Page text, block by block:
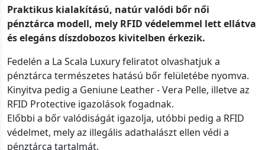
Praktikus kialakítású, natúr valódi bőr női
pénztárca modell, mely RFID védelemmel lett ellátva
és elegáns díszdobozos kivitelben érkezik.
Fedelén a La Scala Luxury feliratot olvashatjuk a
pénztárca természetes hatású bőr felületébe nyomva.
Kinyitva pedig a Geniune Leather - Vera Pelle, illetve az
RFID Protective igazolások fogadnak.
Előbbi a bőr valódiságát igazolja, utóbbi pedig a RFID
védelmet, mely az illegális adathalászt ellen védi a
pénztárca tartalmát.